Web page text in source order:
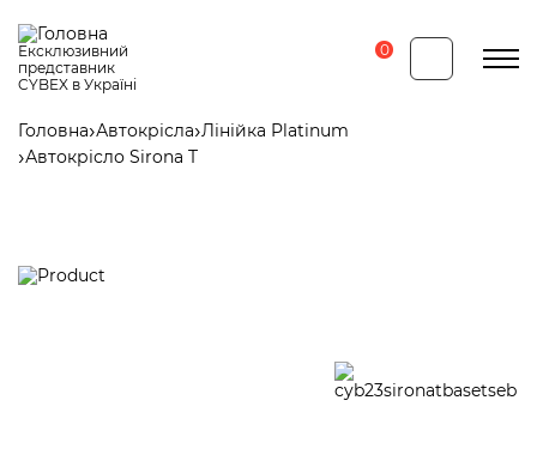
до
основного
вмісту
Ексклюзивний
представник
CYBEX в Україні
0
Рядок
навіґації
Головна Автокрісла Лінійка Platinum
Автокрісло Sirona T